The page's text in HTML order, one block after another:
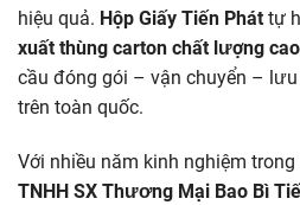
hiệu quả. Hộp Giấy Tiến Phát tự
xuất thùng carton chất lượng cao
cầu đóng gói – vận chuyển –
trên toàn quốc.
Với nhiều năm kinh nghiệm
TNHH SX Thương Mại Bao Bì